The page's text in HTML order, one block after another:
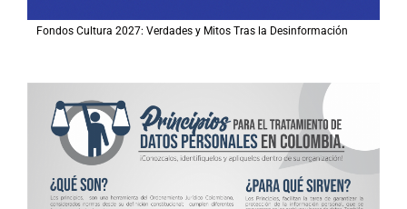
Fondos Cultura 2027: Verdades y Mitos Tras la Desinformación